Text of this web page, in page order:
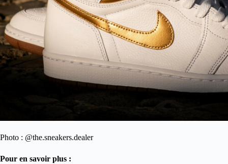
Photo : @the.sneakers.dealer
Pour en savoir plus :